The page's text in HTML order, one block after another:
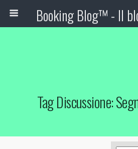
Tag Discussione: